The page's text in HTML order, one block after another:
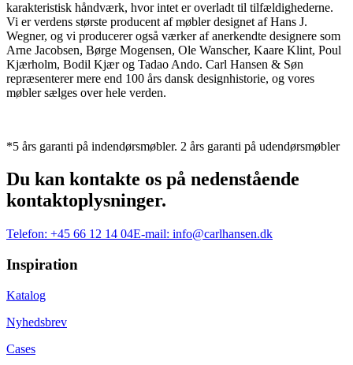
karakteristisk håndværk, hvor intet er overladt til tilfældighederne.
Vi er verdens største producent af møbler designet af Hans J.
Wegner, og vi producerer også værker af anerkendte designere som
Arne Jacobsen, Børge Mogensen, Ole Wanscher, Kaare Klint, Poul
Kjærholm, Bodil Kjær og Tadao Ando. Carl Hansen & Søn
repræsenterer mere end 100 års dansk designhistorie, og vores
møbler sælges over hele verden.
*5 års garanti på indendørsmøbler. 2 års garanti på udendørsmøbler
Du kan kontakte os på nedenstående
kontaktoplysninger.
Telefon: +45 66 12 14 04E-mail: info@carlhansen.dk
Inspiration
Katalog
Nyhedsbrev
Cases